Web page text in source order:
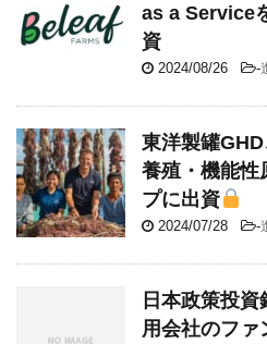
as a Service
資
2024/08/26 -
東洋製罐
養殖・機能性
プに出資
2024/07/28 -
日本政策投
用会社のファ